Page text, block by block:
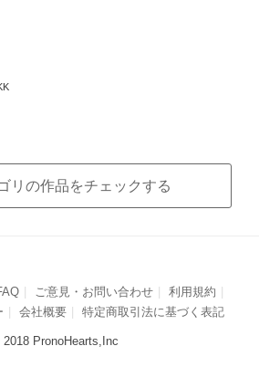
リの作品をチェックする
ご意見・お問い合わせ
利用規約
会社概要 特定商取引法に基づく表記
PronoHearts,Inc